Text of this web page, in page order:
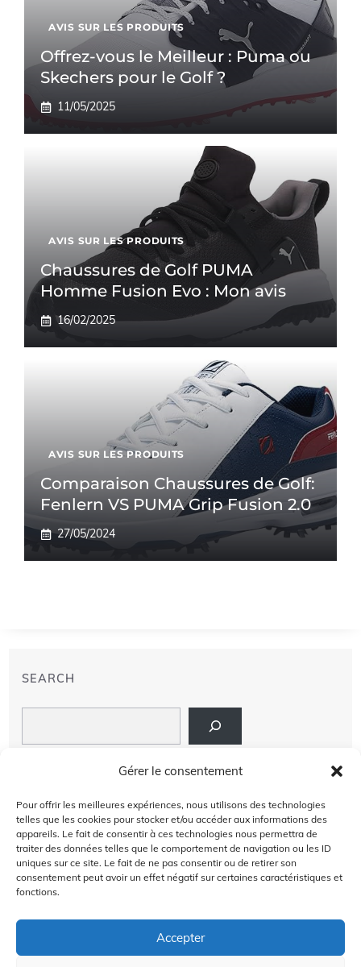
Gérer le consentement
Pour offrir les meilleures expériences, nous utilisons des technologies
telles que les cookies pour stocker et/ou accéder aux informations des
appareils. Le fait de consentir à ces technologies nous permettra de
traiter des données telles que le comportement de navigation ou les ID
uniques sur ce site. Le fait de ne pas consentir ou de retirer son
consentement peut avoir un effet négatif sur certaines caractéristiques et
fonctions.
Accepter
AVIS SUR LES PRODUITS
Offrez-vous le Meilleur : Puma ou
Skechers pour le Golf ?
11/05/2025
AVIS SUR LES PRODUITS
Chaussures de Golf PUMA
Homme Fusion Evo : Mon avis
16/02/2025
AVIS SUR LES PRODUITS
Comparaison Chaussures de Golf:
Fenlern VS PUMA Grip Fusion 2.0
27/05/2024
SEARCH
À PROPOS DE NOUS
AVIS DE NON-RESPONSABILITÉ